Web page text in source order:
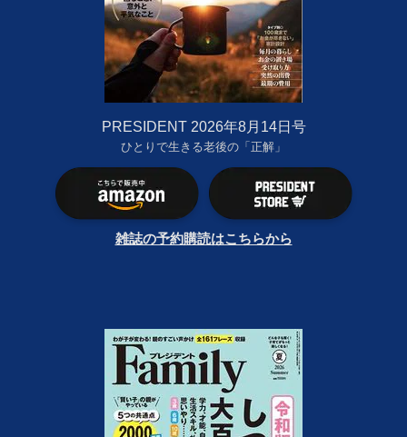
PRESIDENT 2026年8月14日号
ひとりで生きる老後の「正解」
雑誌の予約購読はこちらから